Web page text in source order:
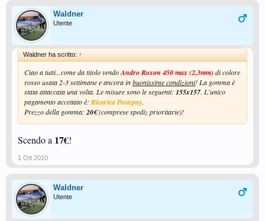
Waldner
Utente
Waldner ha scritto: ↑
Ciao a tutti...come da titolo vendoAndro Roxon 450 max (2,3mm)di colore
rosso usata 2-3 settimane e ancora inbuonissime condizioni! La gomma è
stata attaccata una volta. Le misure sono le seguenti: 155x157. L'unico
pagamento accettato è: Ricarica Postepay.
Prezzo della gomma: 20€(comprese spediz prioritarie)!
Scendo a 17€!
1 Ott 2010
Waldner
Utente